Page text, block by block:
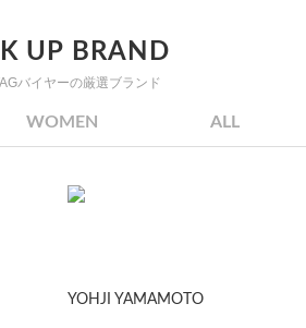
UP BRAND
バイヤーの厳選ブランド
WOMEN ALL
YOHJI YAMAMOTO